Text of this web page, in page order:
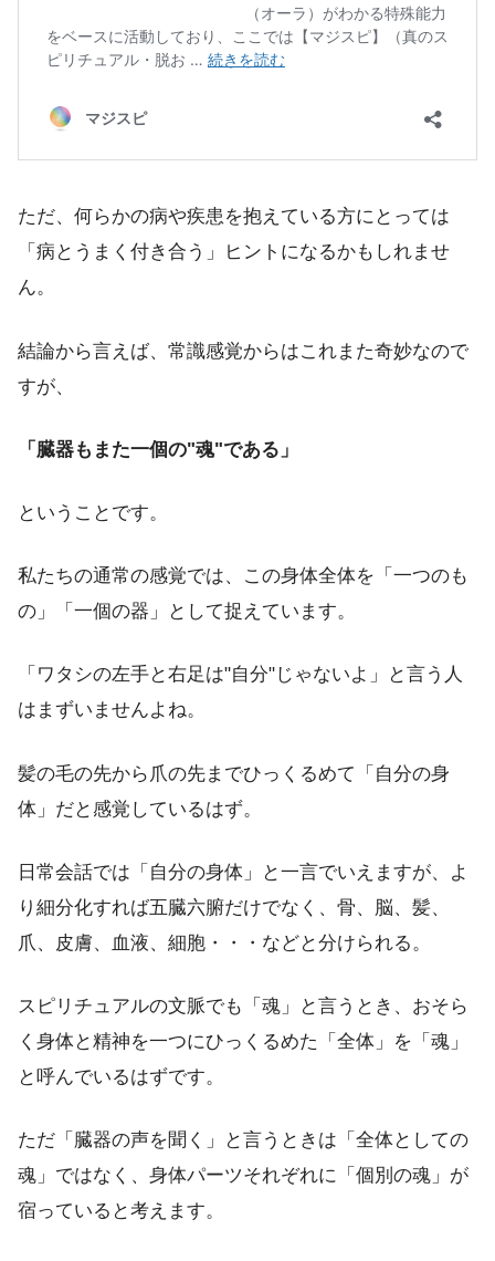
ただ、何らかの病や疾患を抱えている方にとっては
「病とうまく付き合う」ヒントになるかもしれませ
ん。
結論から言えば、常識感覚からはこれまた奇妙なので
すが、
「臓器もまた一個の"魂"である」
ということです。
私たちの通常の感覚では、この身体全体を「一つのも
の」「一個の器」として捉えています。
「ワタシの左手と右足は"自分"じゃないよ」と言う人
はまずいませんよね。
髪の毛の先から爪の先までひっくるめて「自分の身
体」だと感覚しているはず。
日常会話では「自分の身体」と一言でいえますが、よ
り細分化すれば五臓六腑だけでなく、骨、脳、髪、
爪、皮膚、血液、細胞・・・などと分けられる。
スピリチュアルの文脈でも「魂」と言うとき、おそら
く身体と精神を一つにひっくるめた「全体」を「魂」
と呼んでいるはずです。
ただ「臓器の声を聞く」と言うときは「全体としての
魂」ではなく、身体パーツそれぞれに「個別の魂」が
宿っていると考えます。